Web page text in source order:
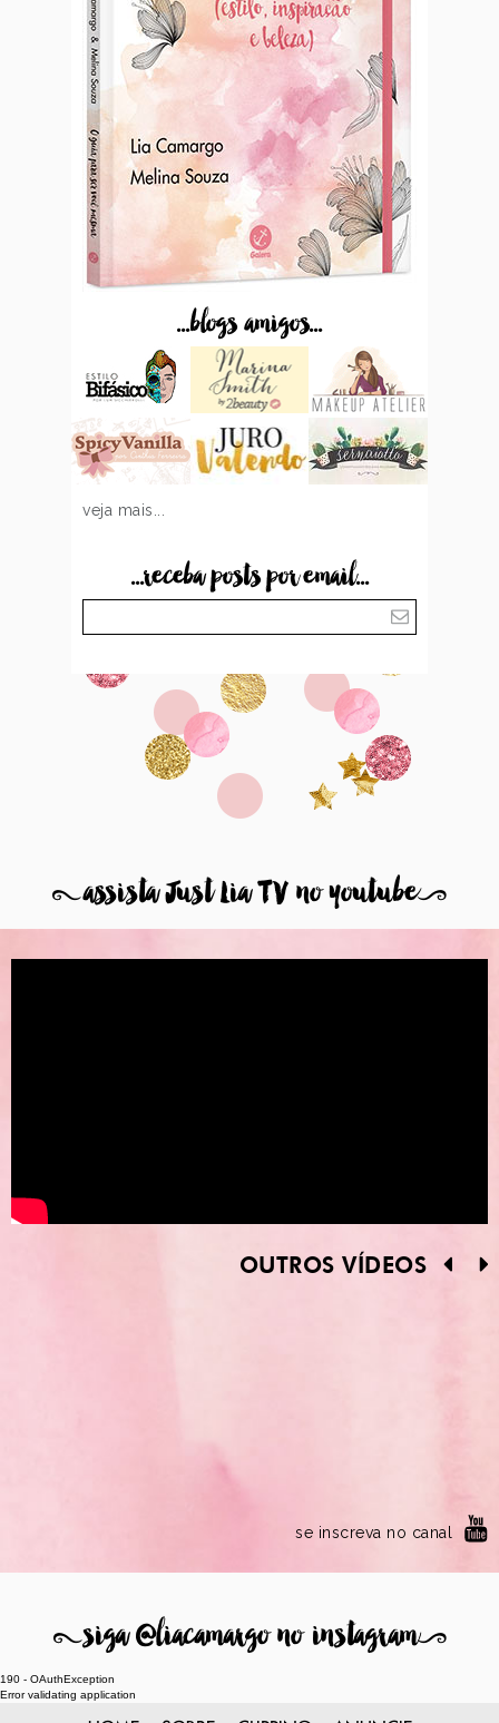
...blogs amigos...
veja mais...
...receba posts por email...
8assista Just Lia TV no youtube9
OUTROS VÍDEOS
se inscreva no canal
8siga @liacamargo no instagram9
190 - OAuthException
Error validating application